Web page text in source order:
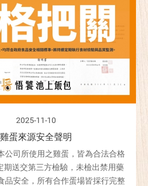
2025-11-10
雞蛋來源安全聲明
公司所使用之雞蛋，皆為合法合格
期送交第三方檢驗，未檢出禁用藥
品安全，所有合作蛋場皆採行完整